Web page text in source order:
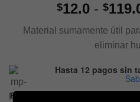
$12.0 - $
Material sumamente útil
eliminar
Hasta 12 pagos sin
Peso